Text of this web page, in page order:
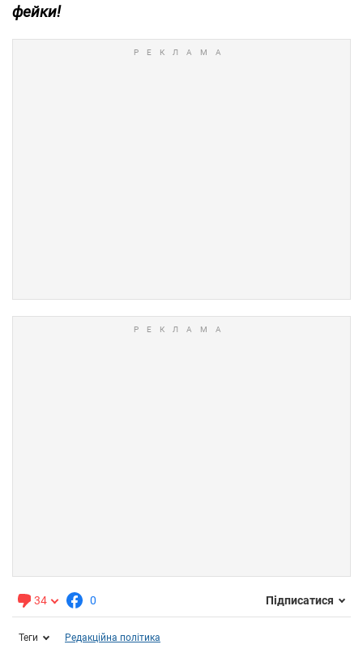
фейки!
34 0 Підписатися
Теги Редакційна політика